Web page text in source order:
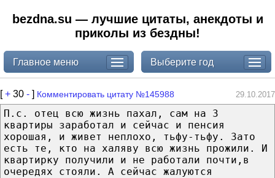
bezdna.su — лучшие цитаты, анекдоты и
приколы из бездны!
Главное меню Выберите год
[+ 30 - ] Комментировать цитату №145988 29.10.2017
П.с. отец всю жизнь пахал, сам на 3
квартиры заработал и сейчас и пенсия
хорошая, и живет неплохо, тьфу-тьфу. Зато
есть те, кто на халяву всю жизнь прожили. И
квартирку получили и не работали почти,в
очередях стояли. А сейчас жалуются